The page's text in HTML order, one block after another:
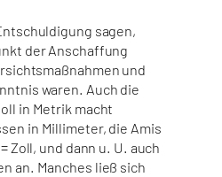
sagen,
der Anschaffung
und
waren. Auch die
in Metrik macht
in Millimeter, die Amis
Zoll, und dann u. U. auch
an. Manches ließ sich